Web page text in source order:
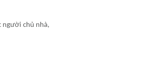
người chủ nhà,